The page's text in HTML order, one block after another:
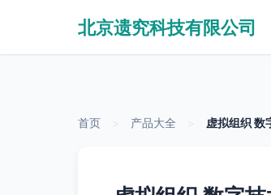
北京遗究科技有限公司
首页 产品大全 虚拟组织 数